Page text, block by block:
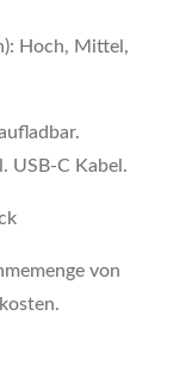
Hoch, Mittel,
USB-C Kabel.
von